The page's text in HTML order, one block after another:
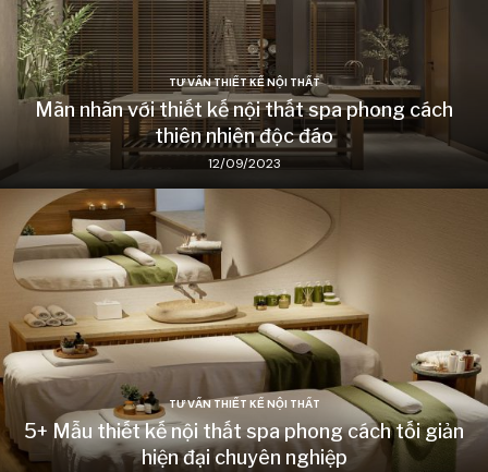
TƯ VẤN THIẾT KẾ NỘI THẤT
Mãn nhãn với thiết kế nội thất spa phong cách
thiên nhiên độc đáo
12/09/2023
TƯ VẤN THIẾT KẾ NỘI THẤT
5+ Mẫu thiết kế nội thất spa phong cách tối giản
hiện đại chuyên nghiệp